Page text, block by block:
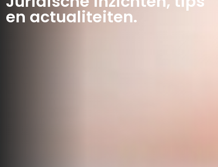
en actualiteiten.